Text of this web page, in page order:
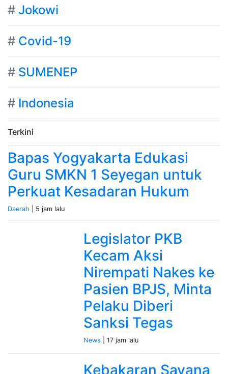
# Jokowi
# Covid-19
# SUMENEP
# Indonesia
Terkini
Bapas Yogyakarta Edukasi
Guru SMKN 1 Seyegan untuk
Perkuat Kesadaran Hukum
Daerah | 5 jam lalu
Legislator PKB
Kecam Aksi
Nirempati Nakes ke
Pasien BPJS, Minta
Pelaku Diberi
Sanksi Tegas
News | 17 jam lalu
Kebakaran Savana